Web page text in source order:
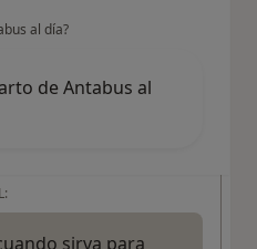
al día?
de Antabus al
sirva para